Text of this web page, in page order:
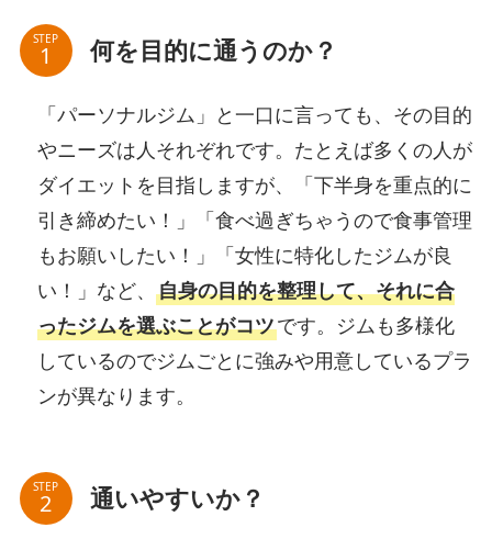
STEP 何を目的に通うのか？
「パーソナルジム」と一口に言っても、その目的
やニーズは人それぞれです。たとえば多くの人が
ダイエットを目指しますが、「下半身を重点的に
引き締めたい！」「食べ過ぎちゃうので食事管理
もお願いしたい！」「女性に特化したジムが良
い！」など、 自身の目的を整理して、それに合
ったジムを選ぶことがコツです。ジムも多様化
しているのでジムごとに強みや用意しているプラ
ンが異なります。
STEP 通いやすいか？